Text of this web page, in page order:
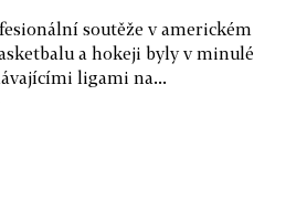
soutěže v americkém
a hokeji byly v minulé
ligami na...